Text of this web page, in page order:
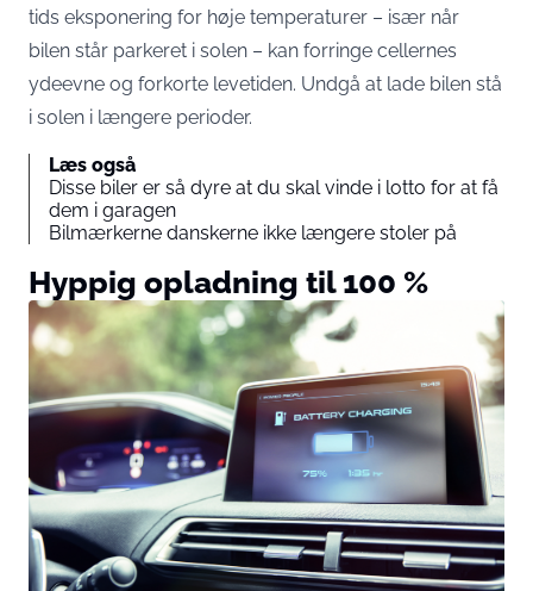
tids eksponering for høje temperaturer – især når
bilen står parkeret i solen – kan forringe cellernes
ydeevne og forkorte levetiden. Undgå at lade bilen stå
i solen i længere perioder.
Læs også
Disse biler er så dyre at du skal vinde i lotto for at få
dem i garagen
Bilmærkerne danskerne ikke længere stoler på
Hyppig opladning til 100 %